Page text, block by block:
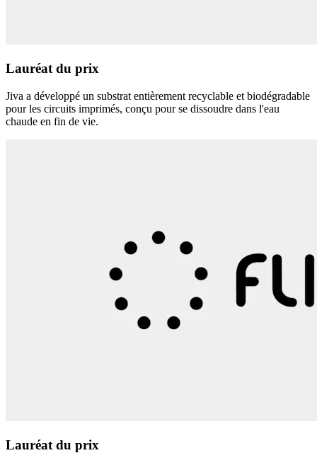
Lauréat du prix
Jiva a développé un substrat entièrement recyclable et biodégradable
pour les circuits imprimés, conçu pour se dissoudre dans l'eau
chaude en fin de vie.
Lauréat du prix